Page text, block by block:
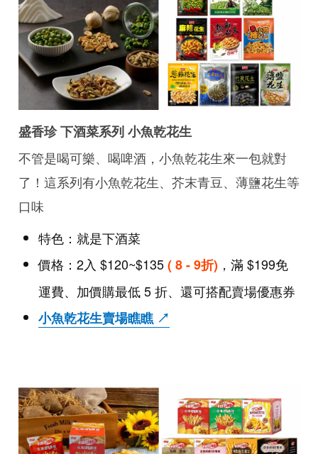
盛香珍 下酒菜系列 小魚乾花生
不管是喝可樂、喝啤酒，小魚乾花生來一包就對
了！這系列有小魚乾花生、芥末青豆、薄鹽花生等
口味
特色：就是下酒菜
價格：2入 $120~$135( 8 - 9折) ，滿 $199免
運費、加價購最低 5 折、還可搭配賣場優惠券
小魚乾花生賣場瞧瞧 ↗